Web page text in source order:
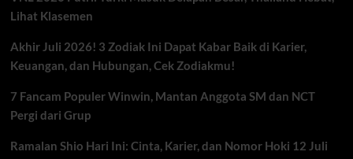
Lihat Klasemen
Akhir Juli 2026! 3 Zodiak Ini Dapat Kabar Baik di Karier,
Keuangan, dan Hubungan, Cek Zodiakmu!
7 Fancam Populer Winwin, Mantan Anggota SM dan NCT
Pergi dari Grup
Ramalan Shio Hari Ini: Cinta, Karier, dan Nomor Hoki 12 Juli